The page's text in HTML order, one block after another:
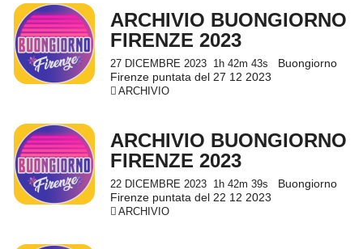
ARCHIVIO BUONGIORNO
FIRENZE 2023
27 DICEMBRE 2023 1h 42m 43s
Buongiorno
Firenze puntata del 27 12 2023
ARCHIVIO
ARCHIVIO BUONGIORNO
FIRENZE 2023
22 DICEMBRE 2023 1h 42m 39s
Buongiorno
Firenze puntata del 22 12 2023
ARCHIVIO